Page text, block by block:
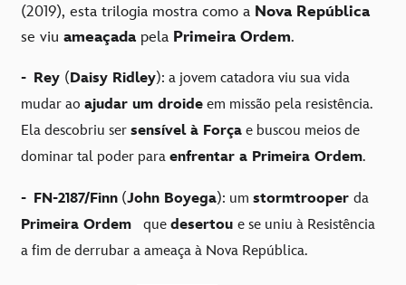
(2019), esta trilogia mostra como a Nova República
se viu ameaçada pela Primeira Ordem.
- Rey (Daisy Ridley): a jovem catadora viu sua vida
mudar ao ajudar um droide em missão pela resistência.
Ela descobriu ser sensível à Força e buscou meios de
dominar tal poder para enfrentar a Primeira Ordem.
- FN-2187/Finn (John Boyega): um stormtrooper da
Primeira Ordem
que desertou e se uniu à Resistência
a fim de derrubar a ameaça à Nova República.